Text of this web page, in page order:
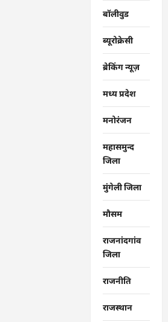
बॉलीवुड
ब्यूरोक्रेसी
ब्रेकिंग न्यूज़
मध्य प्रदेश
मनोरंजन
महासमुन्द
जिला
मुंगेली जिला
मौसम
राजनांदगांव
जिला
राजनीति
राजस्थान